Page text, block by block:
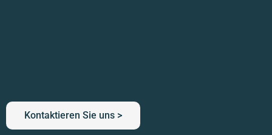
Kontaktieren Sie uns >